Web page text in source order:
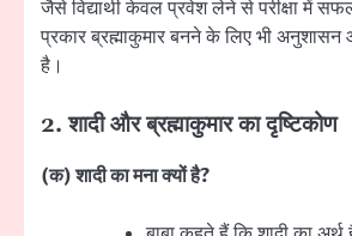
जैसे विद्यार्थी केवल प्रवेश लेने से परीक्षा में
प्रकार ब्रह्माकुमार बनने के लिए भी
है।
2.शादी और ब्रह्माकुमार का दृष्टिकोण
(क) शादी का मना क्यों है?